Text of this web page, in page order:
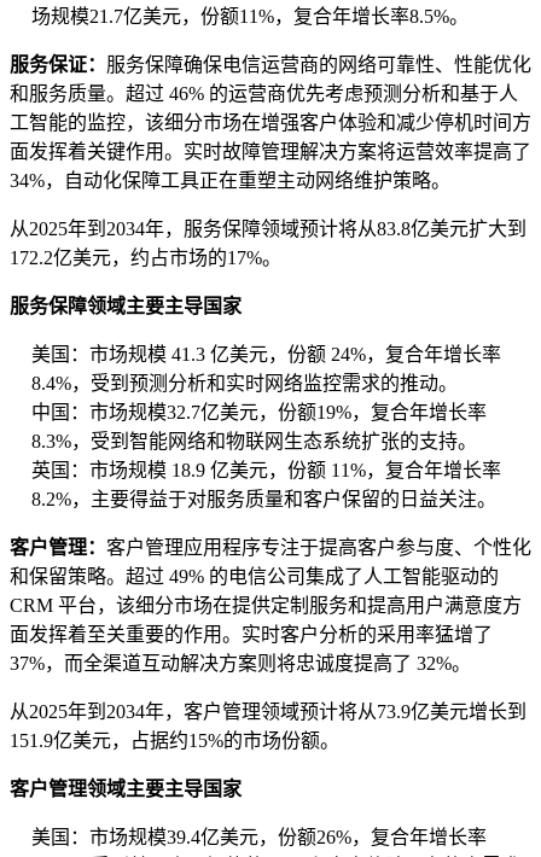
场规模21.7亿美元，份额11%，复合年增长率8.5%。
服务保证： 服务保障确保电信运营商的网络可靠性、性能优化
和服务质量。超过 46% 的运营商优先考虑预测分析和基于人
工智能的监控，该细分市场在增强客户体验和减少停机时间方
面发挥着关键作用。实时故障管理解决方案将运营效率提高了
34%，自动化保障工具正在重塑主动网络维护策略。
从2025年到2034年，服务保障领域预计将从83.8亿美元扩大到
172.2亿美元，约占市场的17%。
服务保障领域主要主导国家
美国：市场规模 41.3 亿美元，份额 24%，复合年增长率
8.4%，受到预测分析和实时网络监控需求的推动。
中国：市场规模32.7亿美元，份额19%，复合年增长率
8.3%，受到智能网络和物联网生态系统扩张的支持。
英国：市场规模 18.9 亿美元，份额 11%，复合年增长率
8.2%，主要得益于对服务质量和客户保留的日益关注。
客户管理： 客户管理应用程序专注于提高客户参与度、个性化
和保留策略。超过 49% 的电信公司集成了人工智能驱动的
CRM 平台，该细分市场在提供定制服务和提高用户满意度方
面发挥着至关重要的作用。实时客户分析的采用率猛增了
37%，而全渠道互动解决方案则将忠诚度提高了 32%。
从2025年到2034年，客户管理领域预计将从73.9亿美元增长到
151.9亿美元，占据约15%的市场份额。
客户管理领域主要主导国家
美国：市场规模39.4亿美元，份额26%，复合年增长率